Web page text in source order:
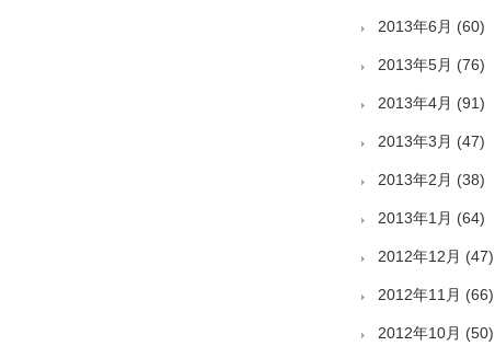
2013年6月 (60)
2013年5月 (76)
2013年4月 (91)
2013年3月 (47)
2013年2月 (38)
2013年1月 (64)
2012年12月 (47)
2012年11月 (66)
2012年10月 (50)